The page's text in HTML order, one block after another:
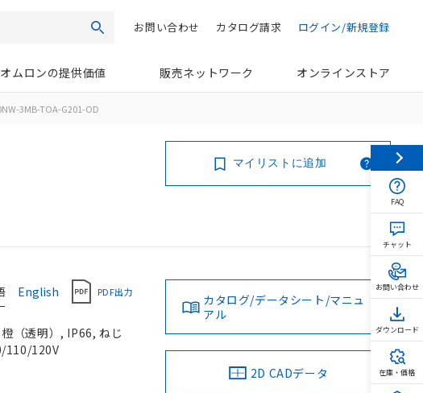
検索 ログイン/新規登録
カタログ請求
お問い合わせ
オムロンの提供価値 販売ネットワーク オンラインストア
3MB-TOA-G201-OD
マイリストに追加
English PDF出力
（透明）, IP66, ねじ
110/120V
カタログ/データシート/マニュ
アル
2D CADデータ
FAQ
チャット
お問い合わせ
ダウンロード
在庫・価格